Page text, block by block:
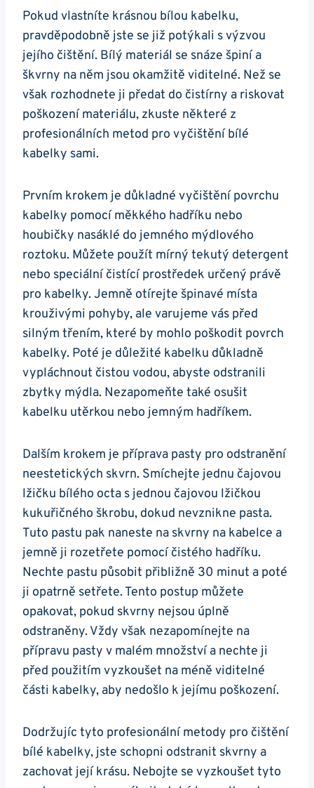
Pokud vlastníte⁤ krásnou bílou kabelku,
pravděpodobně jste ‍se již potýkali s výzvou
jejího ⁣čištění. Bílý materiál se snáze špiní a
škvrny na ⁣něm jsou okamžitě viditelné. Než ⁤se
však rozhodnete ji předat do čistírny a riskovat
poškození materiálu,‌ zkuste některé z
⁢profesionálních metod pro ⁣vyčištění bílé
kabelky sami.
Prvním‍ krokem‍ je ‌důkladné vyčištění povrchu‌
kabelky pomocí měkkého hadříku nebo
houbičky nasáklé do jemného ‌mýdlového ​
roztoku. Můžete použít ⁣mírný tekutý detergent⁤
nebo speciální čistící prostředek určený ‍právě
pro kabelky. Jemně otírejte špinavé místa
krouživými pohyby, ale varujeme vás před
silným třením, ‍které by mohlo poškodit povrch
kabelky.‍ Poté je důležité kabelku důkladně
vypláchnout čistou vodou, abyste odstranili
zbytky mýdla. Nezapomeňte také osušit
kabelku utěrkou nebo jemným hadříkem.
Dalším krokem je‍ příprava​ pasty pro odstranění
neestetických skvrn. Smíchejte jednu čajovou
lžičku bílého octa s jednou čajovou lžičkou
kukuřičného škrobu, dokud nevznikne pasta.
Tuto pastu pak ‍naneste na skvrny ⁣na kabelce a
jemně ji rozetřete pomocí čistého hadříku.
⁢Nechte pastu působit přibližně 30 minut‍ a‌ poté
ji opatrně setřete. Tento postup⁣ můžete
opakovat, pokud⁤ skvrny nejsou úplně
odstraněny. Vždy však nezapomínejte na‍
přípravu pasty v malém množství a nechte ji
před použitím ⁣vyzkoušet ‍na méně ⁤viditelné
části kabelky,⁣ aby nedošlo k jejímu ‍poškození.
Dodržujíc tyto⁤ profesionální‌ metody⁢ pro čištění
bílé kabelky, jste schopni odstranit skvrny‌ a ​
zachovat‌ její krásu. Nebojte se​ vyzkoušet tyto